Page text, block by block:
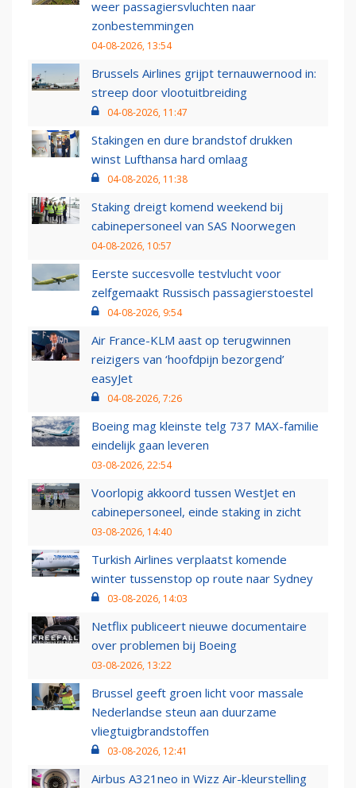
weer passagiersvluchten naar
zonbestemmingen
04-08-2026, 13:54
Brussels Airlines grijpt ternauwernood in:
streep door vlootuitbreiding
04-08-2026, 11:47
Stakingen en dure brandstof drukken
winst Lufthansa hard omlaag
04-08-2026, 11:38
Staking dreigt komend weekend bij
cabinepersoneel van SAS Noorwegen
04-08-2026, 10:57
Eerste succesvolle testvlucht voor
zelfgemaakt Russisch passagierstoestel
04-08-2026, 9:54
Air France-KLM aast op terugwinnen
reizigers van ‘hoofdpijn bezorgend’
easyJet
04-08-2026, 7:26
Boeing mag kleinste telg 737 MAX-familie
eindelijk gaan leveren
03-08-2026, 22:54
Voorlopig akkoord tussen WestJet en
cabinepersoneel, einde staking in zicht
03-08-2026, 14:40
Turkish Airlines verplaatst komende
winter tussenstop op route naar Sydney
03-08-2026, 14:03
Netflix publiceert nieuwe documentaire
over problemen bij Boeing
03-08-2026, 13:22
Brussel geeft groen licht voor massale
Nederlandse steun aan duurzame
vliegtuigbrandstoffen
03-08-2026, 12:41
Airbus A321neo in Wizz Air-kleurstelling